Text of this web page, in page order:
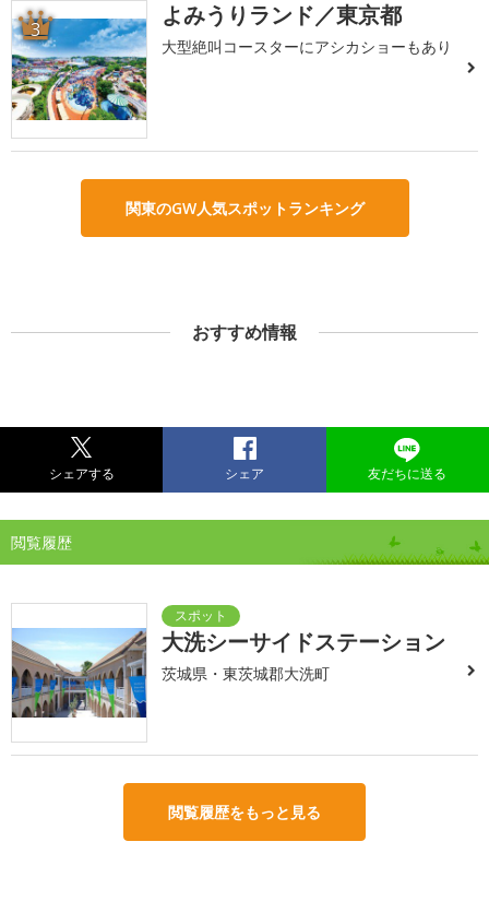
3 よみうりランド／東京都
大型絶叫コースターにアシカショーもあり
関東のGW人気スポットランキング
おすすめ情報
シェアする シェア 友だちに送る
閲覧履歴
大洗シーサイドステーション
茨城県・東茨城郡大洗町
閲覧履歴をもっと見る